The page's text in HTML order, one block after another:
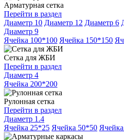
Арматурная сетка
Перейти в раздел
Диаметр 10 Диаметр 12 Диаметр 6
Диаметр 9
Ячейка 100*100 Ячейка 150*150
Сетка для ЖБИ
Перейти в раздел
Диаметр 4
Ячейка 200*200
Рулонная сетка
Перейти в раздел
Диаметр 1.4
Ячейка 25*25 Ячейка 50*50